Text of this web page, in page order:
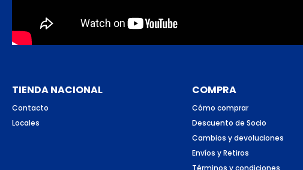
TIENDA NACIONAL
Contacto
Locales
COMPRA
Cómo comprar
Descuento de Socio
Cambios y devoluciones
Envíos y Retiros
Términos y condiciones